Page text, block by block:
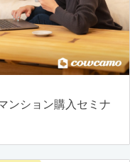
ンション購入セミナ